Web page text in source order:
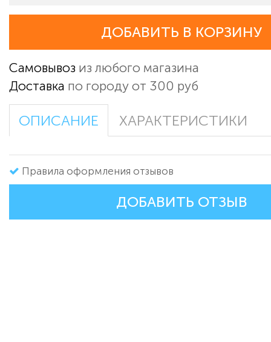
ДОБАВИТЬ В КОРЗИНУ
Самовывоз из любого магазина
Доставка по городу от 300 руб
ОПИСАНИЕ ХАРАКТЕРИСТИКИ
Правила оформления отзывов
ДОБАВИТЬ ОТЗЫВ